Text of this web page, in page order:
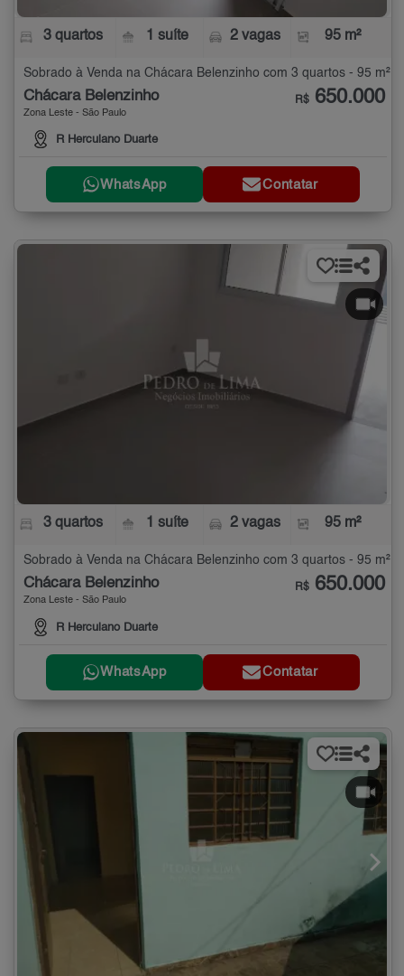
3 quartos 1 suíte 2 vagas 95 m²
Sobrado à Venda na Chácara Belenzinho com 3 quartos - 95 m²
Chácara Belenzinho
Zona Leste - São Paulo
R Herculano Duarte
R$ 650.000
WhatsApp Contatar
3 quartos 1 suíte 2 vagas 95 m²
Sobrado à Venda na Chácara Belenzinho com 3 quartos - 95 m²
Chácara Belenzinho
Zona Leste - São Paulo
R Herculano Duarte
R$ 650.000
WhatsApp Contatar